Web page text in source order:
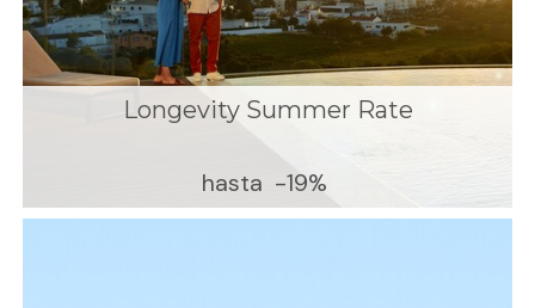
Longevity Summer Rate
hasta -19%